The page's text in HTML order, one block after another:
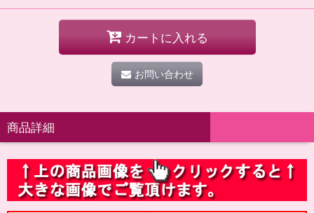
カートに入れる
お問い合わせ
商品詳細